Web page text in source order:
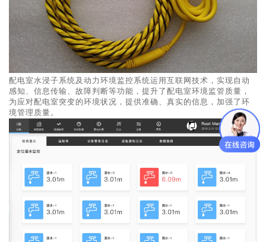
配电室水浸子系统及动力环境监控系统运用互联网技术，实现自动
感知、信息传输、故障判断等功能，提升了配电室环境监管质量，
为应对配电室突变的环境状况，提供准确、真实的信息，加强了环
境管理质量。